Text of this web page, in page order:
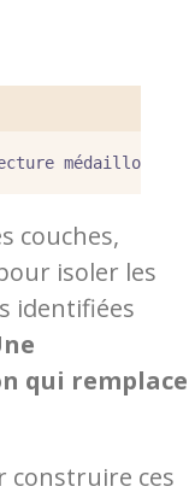
médaillon.
couches,
isoler les
identifiées
qui remplace
construire ces